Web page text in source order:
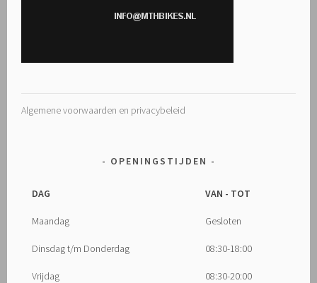
Algemene voorwaarden en privacybeleid
OPENINGSTIJDEN
DAG VAN - TOT
Maandag Gesloten
Dinsdag t/m Donderdag 08:30-18:00
Vrijdag 08:30-20:00